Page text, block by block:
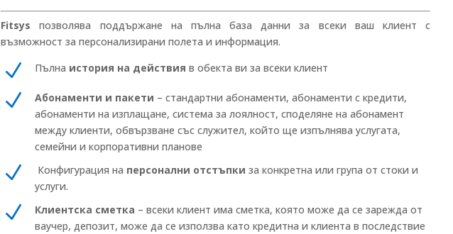
Fitsysпозволява поддържане на пълна база данни за всеки ваш клиент с
възможност за персонализирани полета и информация.
N Пълна история на действия в обекта ви за всеки клиент
N Абонаменти и пакети – стандартни абонаменти, абонаменти с кредити,
абонаменти на изплащане, система за лоялност, споделяне на абонамент
между клиенти, обвързване със служител, който ще изпълнява услугата,
семейни и корпоративни планове
N Конфигурация на персонални отстъпки за конкретна или група от стоки и
услуги.
N Клиентска сметка – всеки клиент има сметка, която може да се зарежда от
ваучер, депозит, може да се използва като кредитна и клиента в последствие